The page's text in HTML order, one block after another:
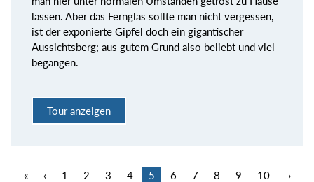
lassen. Aber das Fernglas sollte man nicht vergessen,
ist der exponierte Gipfel doch ein gigantischer
Aussichtsberg; aus gutem Grund also beliebt und viel
begangen.
Tour anzeigen
« ‹ 1 2 3 4 5 6 7 8 9 10
›